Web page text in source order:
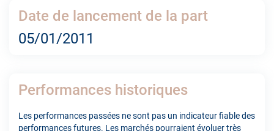
Date de lancement de la part
05/01/2011
Performances historiques
Les performances passées ne sont pas un indicateur fiable des
performances futures. Les marchés pourraient évoluer très